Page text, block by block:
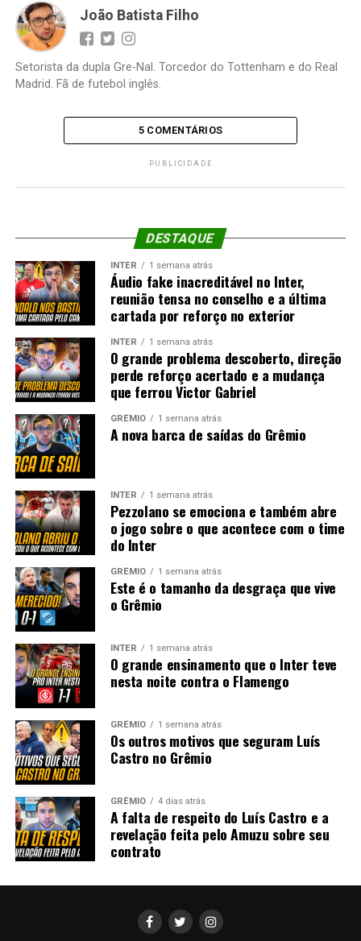
João Batista Filho
Setorista da dupla Gre-Nal. Torcedor do Tottenham e do Real
Madrid. Fã de futebol inglês.
5 COMENTÁRIOS
PUBLICIDADE
DESTAQUE
INTER 1 semana atrás
Áudio fake inacreditável no Inter,
reunião tensa no conselho e a última
cartada por reforço no exterior
INTER 1 semana atrás
O grande problema descoberto, direção
perde reforço acertado e a mudança
que ferrou Victor Gabriel
GRÊMIO 1 semana atrás
A nova barca de saídas do Grêmio
INTER 1 semana atrás
Pezzolano se emociona e também abre
o jogo sobre o que acontece com o time
do Inter
GRÊMIO 1 semana atrás
Este é o tamanho da desgraça que vive
o Grêmio
INTER 1 semana atrás
O grande ensinamento que o Inter teve
nesta noite contra o Flamengo
GRÊMIO 1 semana atrás
Os outros motivos que seguram Luís
Castro no Grêmio
GRÊMIO 4 dias atrás
A falta de respeito do Luís Castro e a
revelação feita pelo Amuzu sobre seu
contrato